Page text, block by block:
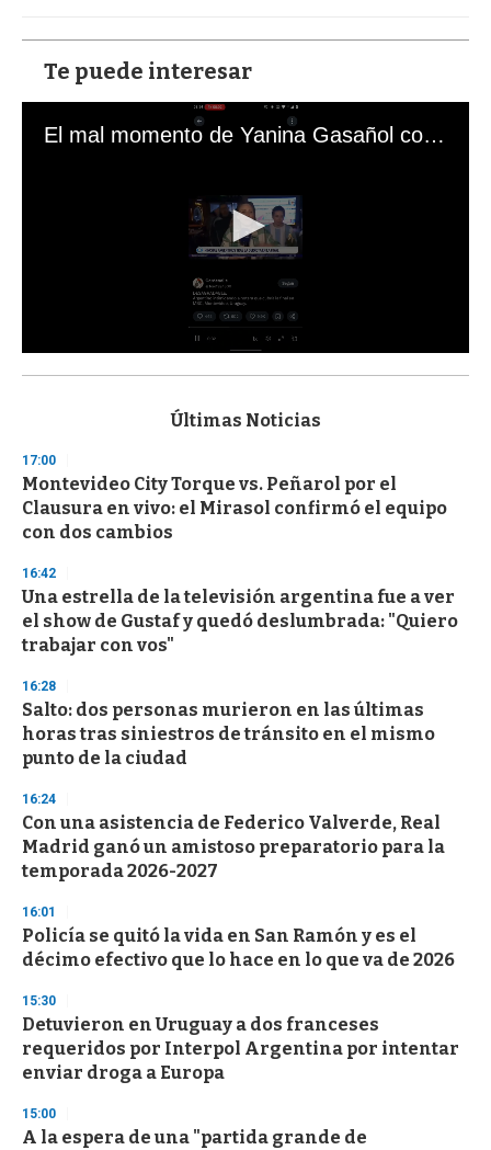
Te puede interesar
El mal momento de Yanina Gasañol con un hincha argentino en "Subrayado"
s
d
s
o
f
3
s
e
c
o
n
Últimas Noticias
17:00
Montevideo City Torque vs. Peñarol por el
Clausura en vivo: el Mirasol confirmó el equipo
con dos cambios
16:42
Una estrella de la televisión argentina fue a ver
el show de Gustaf y quedó deslumbrada: "Quiero
trabajar con vos"
16:28
Salto: dos personas murieron en las últimas
horas tras siniestros de tránsito en el mismo
punto de la ciudad
16:24
Con una asistencia de Federico Valverde, Real
Madrid ganó un amistoso preparatorio para la
temporada 2026-2027
16:01
Policía se quitó la vida en San Ramón y es el
décimo efectivo que lo hace en lo que va de 2026
15:30
Detuvieron en Uruguay a dos franceses
requeridos por Interpol Argentina por intentar
enviar droga a Europa
15:00
A la espera de una "partida grande de